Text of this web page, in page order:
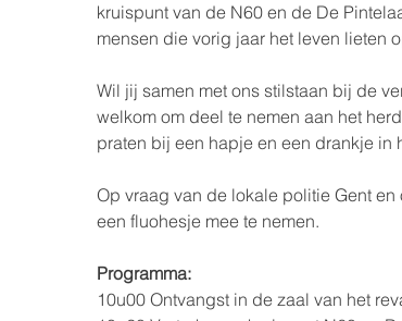
kruispunt van de N60 en de De
mensen die vorig jaar het leven lieten
Wil jij samen met ons stilstaan bij de
welkom om deel te nemen aan het
praten bij een hapje en een drankje in
Op vraag van de lokale politie Gent
een fluohesje mee te nemen.
Programma:
10u00 Ontvangst in de zaal van het